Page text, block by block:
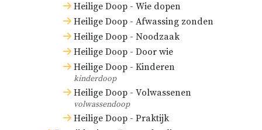
Heilige Doop - Wie dopen
Heilige Doop - Afwassing zonden
Heilige Doop - Noodzaak
Heilige Doop - Door wie
Heilige Doop - Kinderen
kinderdoop
Heilige Doop - Volwassenen
volwassendoop
Heilige Doop - Praktijk